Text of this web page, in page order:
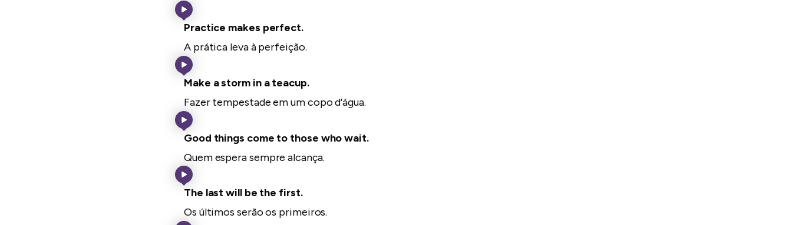
Practice makes perfect.
A prática leva à perfeição.
Make a storm in a teacup.
Fazer tempestade em um copo d’água.
Good things come to those who wait.
Quem espera sempre alcança.
The last will be the first.
Os últimos serão os primeiros.